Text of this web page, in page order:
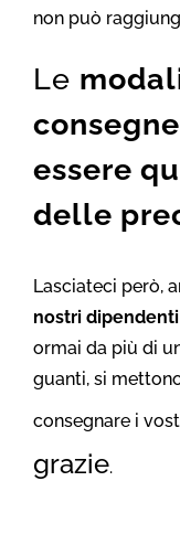
non può
Le
essere
delle
Lasciateci però,
nostri
ormai da più di
guanti, si
consegnare i
grazie.